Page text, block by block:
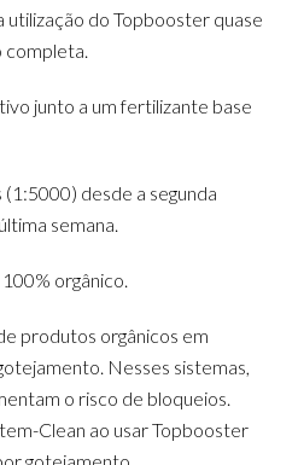
utilização do Topbooster quase
completa.
junto a um fertilizante base
desde a segunda
semana.
orgânico.
produtos orgânicos em
Nesses sistemas,
o risco de bloqueios.
Clean ao usar Topbooster